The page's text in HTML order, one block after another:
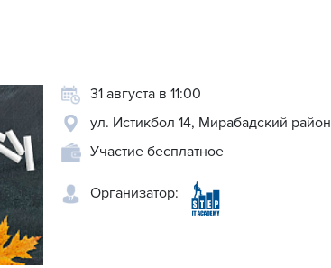
31 августа в 11:00
ул. Истикбол 14, Мирабадский район
Участие бесплатное
Организатор: